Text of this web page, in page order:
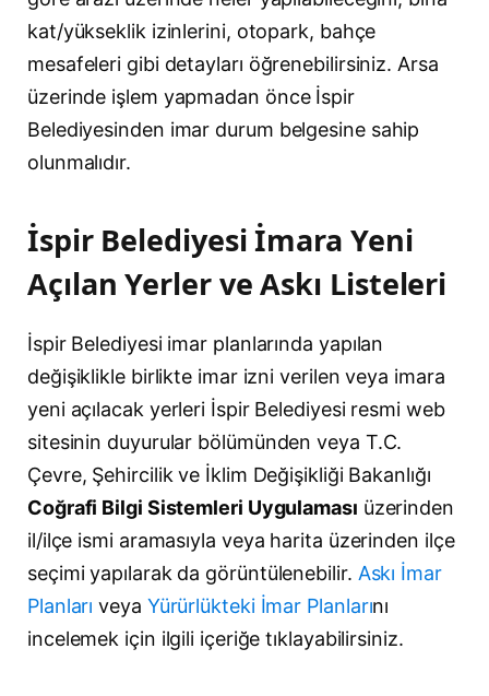
kat/yükseklik izinlerini, otopark, bahçe
mesafeleri gibi detayları öğrenebilirsiniz. Arsa
üzerinde işlem yapmadan önce İspir
Belediyesinden imar durum belgesine sahip
olunmalıdır.
İspir Belediyesi İmara Yeni
Açılan Yerler ve Askı Listeleri
İspir Belediyesi imar planlarında yapılan
değişiklikle birlikte imar izni verilen veya imara
yeni açılacak yerleri İspir Belediyesi resmi web
sitesinin duyurular bölümünden veya T.C.
Çevre, Şehircilik ve İklim Değişikliği Bakanlığı
Coğrafi Bilgi Sistemleri Uygulaması üzerinden
il/ilçe ismi aramasıyla veya harita üzerinden ilçe
seçimi yapılarak da görüntülenebilir. Askı İmar
Planları veya Yürürlükteki İmar Planlarını
incelemek için ilgili içeriğe tıklayabilirsiniz.